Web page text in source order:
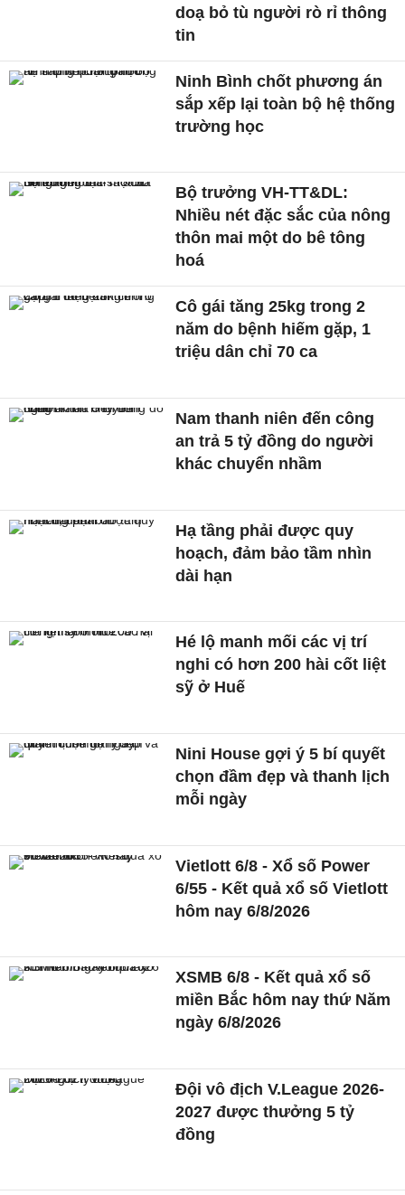
doạ bỏ tù người rò rỉ thông
tin
Ninh Bình chốt phương án
sắp xếp lại toàn bộ hệ thống
trường học
Bộ trưởng VH-TT&DL:
Nhiều nét đặc sắc của nông
thôn mai một do bê tông
hoá
Cô gái tăng 25kg trong 2
năm do bệnh hiếm gặp, 1
triệu dân chỉ 70 ca
Nam thanh niên đến công
an trả 5 tỷ đồng do người
khác chuyển nhầm
Hạ tầng phải được quy
hoạch, đảm bảo tầm nhìn
dài hạn
Hé lộ manh mối các vị trí
nghi có hơn 200 hài cốt liệt
sỹ ở Huế
Nini House gợi ý 5 bí quyết
chọn đầm đẹp và thanh lịch
mỗi ngày
Vietlott 6/8 - Xổ số Power
6/55 - Kết quả xổ số Vietlott
hôm nay 6/8/2026
XSMB 6/8 - Kết quả xổ số
miền Bắc hôm nay thứ Năm
ngày 6/8/2026
Đội vô địch V.League 2026-
2027 được thưởng 5 tỷ
đồng